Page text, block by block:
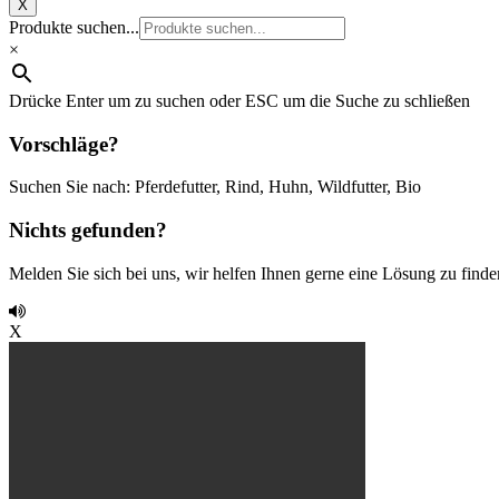
X
Produkte suchen...
×
Drücke Enter um zu suchen oder ESC um die Suche zu schließen
Vorschläge?
Suchen Sie nach: Pferdefutter, Rind, Huhn, Wildfutter, Bio
Nichts gefunden?
Melden Sie sich bei uns, wir helfen Ihnen gerne eine Lösung zu
X